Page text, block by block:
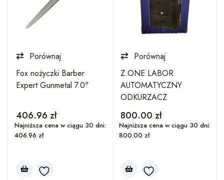
Porównaj
Fox nożyczki Barber
Expert Gunmetal 7.0"
406.96 zł
Najniższa cena w ciągu 30 dni:
406.96 zł
Porównaj
Z.ONE LABOR
AUTOMATYCZNY
ODKURZACZ
800.00 zł
Najniższa cena w ciągu 30 dni:
800.00 zł